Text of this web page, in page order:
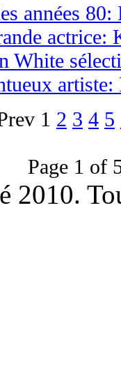
années
actrice:
White
1 2 3 4 5
Page 1 of